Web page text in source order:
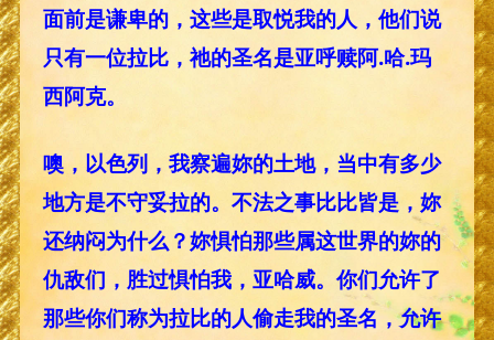
面前是谦卑的，这些是取悦我的人，他们说
只有一位拉比，祂的圣名是亚呼赎阿.哈.玛
西阿克。
噢，以色列，我察遍妳的土地，当中有多少
地方是不守妥拉的。不法之事比比皆是，妳
还纳闷为什么？妳惧怕那些属这世界的妳的
仇敌们，胜过惧怕我，亚哈威。你们允许了
那些你们称为拉比的人偷走我的圣名，允许